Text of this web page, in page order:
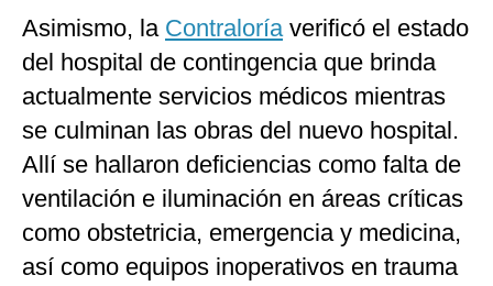
Asimismo, la Contraloríaverificó el estado
del hospital de contingencia que brinda
actualmente servicios médicos mientras
se culminan las obras del nuevo hospital.
Allí se hallaron deficiencias como falta de
ventilación e iluminación en áreas críticas
como obstetricia, emergencia y medicina,
así como equipos inoperativos en trauma